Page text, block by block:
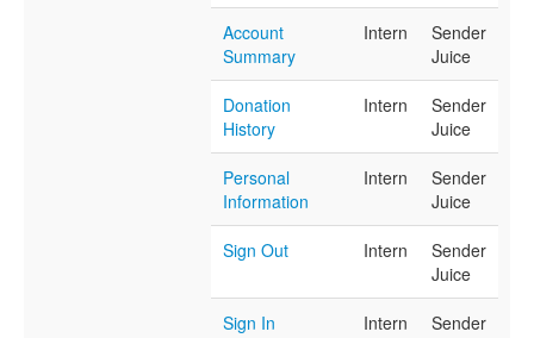
Account
Summary
Intern
Sender
Juice
Donation
History
Intern
Sender
Juice
Personal
Information
Intern
Sender
Juice
Sign Out Intern
Sender
Juice
Sign In Intern
Sender